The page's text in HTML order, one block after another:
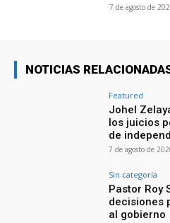
7 de agosto de
NOTICIAS
Featured
Johel
los juicios
de
7 de agosto de
Sin categoría
Pastor Roy
decisiones
al gobierno